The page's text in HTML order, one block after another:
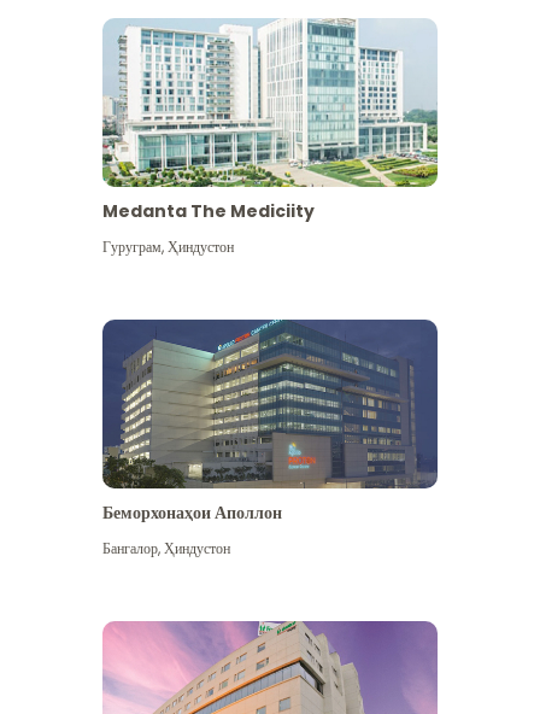
Бештар дидан
Medanta The Mediciity
Гуруграм,Ҳиндустон
Беморхонаҳои Аполлон
Бангалор,Ҳиндустон